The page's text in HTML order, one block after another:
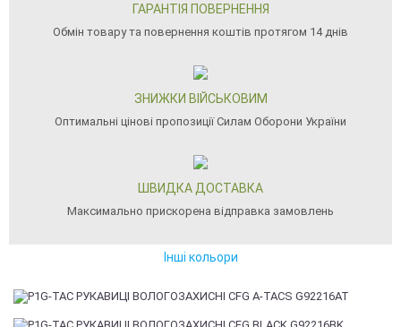
ГАРАНТІЯ ПОВЕРНЕННЯ
Обмін товару та повернення коштів протягом 14 днів
ЗНИЖКИ ВІЙСЬКОВИМ
Оптимальні цінові пропозиції Силам Оборони України
ШВИДКА ДОСТАВКА
Максимально прискорена відправка замовлень
Інші кольори